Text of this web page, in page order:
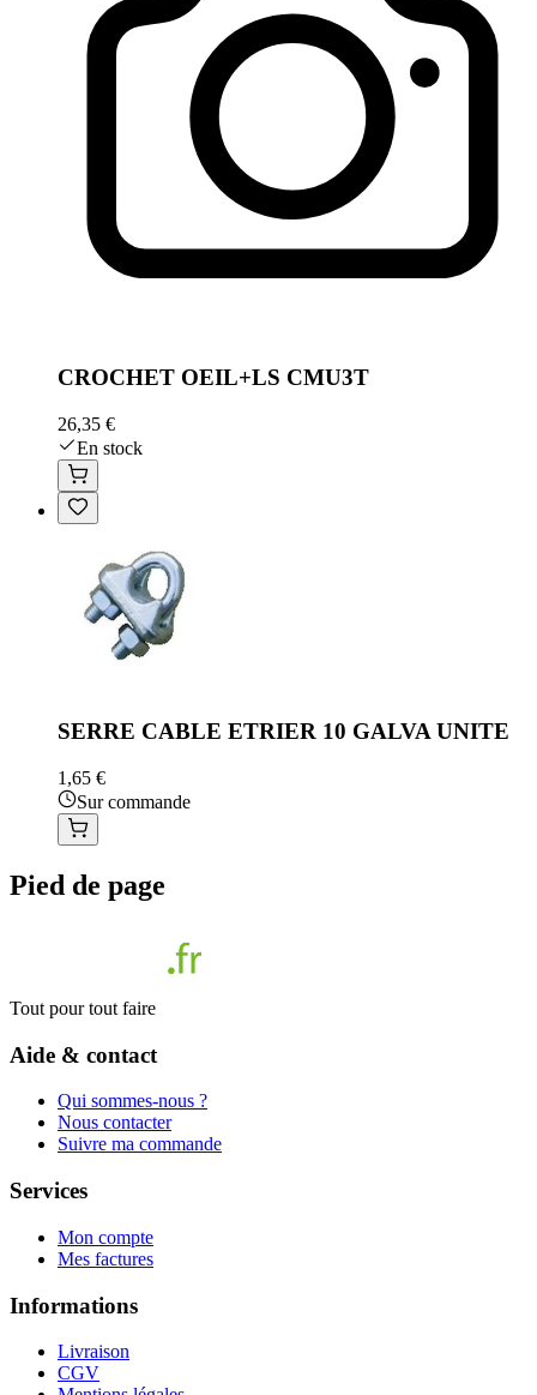
CROCHET OEIL+LS CMU3T
26,35 €
En stock
SERRE CABLE ETRIER 10 GALVA UNITE
1,65 €
Sur commande
Pied de page
Tout pour tout faire
Aide & contact
Qui sommes-nous ?
Nous contacter
Suivre ma commande
Services
Mon compte
Mes factures
Informations
Livraison
CGV